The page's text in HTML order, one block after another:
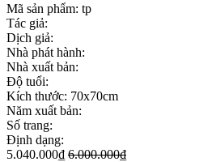
Mã sản phẩm: tp
Tác giả:
Dịch giả:
Nhà phát hành:
Nhà xuất bản:
Độ tuổi:
Kích thước: 70x70cm
Năm xuất bản:
Số trang:
Định dạng:
5.040.000₫ 6.000.000₫